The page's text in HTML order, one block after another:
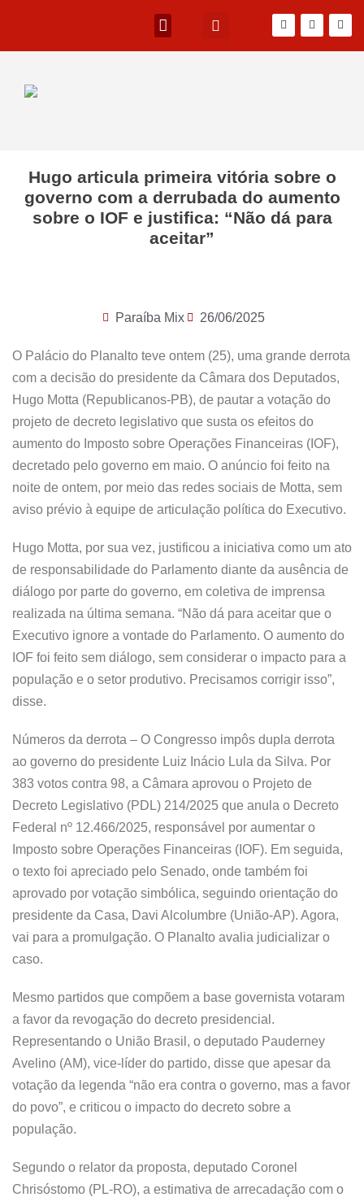
Hugo articula primeira vitória sobre o
governo com a derrubada do aumento
sobre o IOF e justifica: “Não dá para
aceitar”
Paraíba Mix 26/06/2025
O Palácio do Planalto teve ontem (25), uma grande derrota
com a decisão do presidente da Câmara dos Deputados,
Hugo Motta (Republicanos-PB), de pautar a votação do
projeto de decreto legislativo que susta os efeitos do
aumento do Imposto sobre Operações Financeiras (IOF),
decretado pelo governo em maio. O anúncio foi feito na
noite de ontem, por meio das redes sociais de Motta, sem
aviso prévio à equipe de articulação política do Executivo.
Hugo Motta, por sua vez, justificou a iniciativa como um ato
de responsabilidade do Parlamento diante da ausência de
diálogo por parte do governo, em coletiva de imprensa
realizada na última semana. “Não dá para aceitar que o
Executivo ignore a vontade do Parlamento. O aumento do
IOF foi feito sem diálogo, sem considerar o impacto para a
população e o setor produtivo. Precisamos corrigir isso”,
disse.
Números da derrota – O Congresso impôs dupla derrota
ao governo do presidente Luiz Inácio Lula da Silva. Por
383 votos contra 98, a Câmara aprovou o Projeto de
Decreto Legislativo (PDL) 214/2025 que anula o Decreto
Federal nº 12.466/2025, responsável por aumentar o
Imposto sobre Operações Financeiras (IOF). Em seguida,
o texto foi apreciado pelo Senado, onde também foi
aprovado por votação simbólica, seguindo orientação do
presidente da Casa, Davi Alcolumbre (União-AP). Agora,
vai para a promulgação. O Planalto avalia judicializar o
caso.
Mesmo partidos que compõem a base governista votaram
a favor da revogação do decreto presidencial.
Representando o União Brasil, o deputado Pauderney
Avelino (AM), vice-líder do partido, disse que apesar da
votação da legenda “não era contra o governo, mas a favor
do povo”, e criticou o impacto do decreto sobre a
população.
Segundo o relator da proposta, deputado Coronel
Chrisóstomo (PL-RO), a estimativa de arrecadação com o